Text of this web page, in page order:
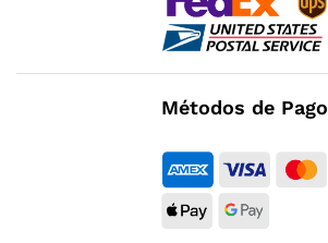
Métodos de Pago